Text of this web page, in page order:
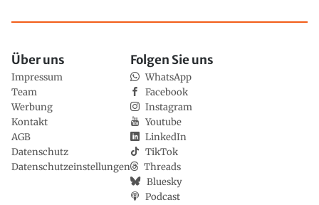
Über uns
Impressum
Team
Werbung
Kontakt
AGB
Datenschutz
Datenschutzeinstellungen
Folgen Sie uns
WhatsApp
Facebook
Instagram
Youtube
LinkedIn
TikTok
Threads
Bluesky
Podcast